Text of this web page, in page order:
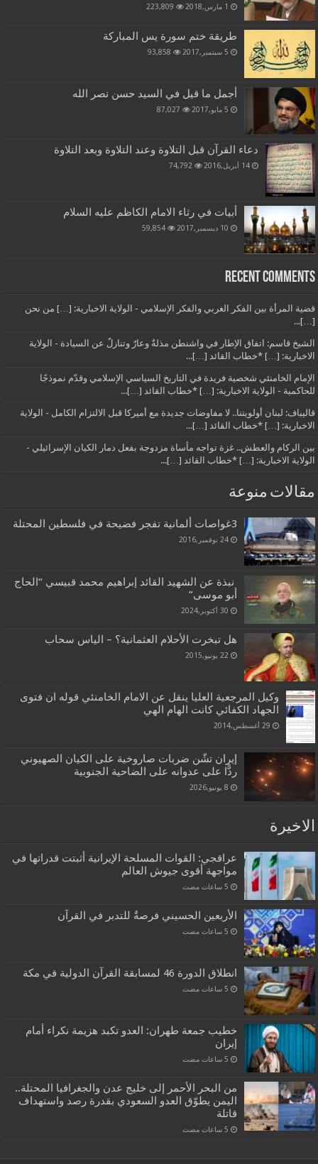
1 مارس,2018 223,809
طريقة ختم سورة يس المباركة
5 سبتمبر,2017 93,858
أجمل ما قيل في السيد حسن نصر الله
5 مايو,2017 87,027
دعاء القرآن قبل التلاوة وعند التلاوة وبعد التلاوة
14 أبريل,2016 74,792
أبيات في رثاء الامام الكاظم عليه السلام
10 ديسمبر,2017 59,854
Recent Comments
قضية المرأة بين الفكر الغربي والفكر الإسلامي - الولاية الاخبارية: […] من نحن
[…]...
الشيخ قاسم: اتفاق الإطار في واشنطن مذلةٌ وعارٌ وتنازلٌ عن السيادة - الولاية
الاخبارية: […] *خطاب القائد […]...
الإمام الخامنئي شخصية فريدة في التاريخ السياسي الإسلامي وقدّم نموذجًا
للحاكمية - الولاية الاخبارية: […] *خطاب القائد […]...
قاليباف: لبنان أولويتنا.. لا مفاوضات جديدة مع أميركا قبل الالتزام الكامل - الولاية
الاخبارية: […] *خطاب القائد […]...
بين الركام والعطش.. غزة تواجه مأساة مزدوجة بفعل دمار الكيان الإسرائيلي -
الولاية الاخبارية: […] *خطاب القائد […]...
مقالات منوعة
3غواصات ألمانية تفجر فضيحة في فلسطين المحتلة
24 نوفمبر,2016
نبذة عن الشهيد القائد إبراهيم محمد قبيسي “الحاج
أبو موسى”
30 أكتوبر,2024
هل تبخرت الأحلام العثمانية؟ – الياس سحاب
22 يونيو,2015
وكيل المرجعية العليا ينقل عن الامام الخامنئي قوله ان فتوى
الجهاد الكفائي كانت الهام الهي
29 أغسطس,2014
إيران تشّن ضربات صاروخية على الكيان الصهيوني
ردًّا على عدوانه على الضاحية الجنوبية
8 يونيو,2026
الاخيرة
عراقجي: القوات المسلحة الإيرانية أثبتت قدراتها في
مواجهة أقوى جيوش العالم
الأربعين الحسيني فرصةٌ للتدبر في القرآن
انطلاق الدورة 46 لمسابقة القرآن الدولية في مكة
خطيب جمعة طهران: العدو تكبد هزيمة نكراء أمام
إيران
من البحر الأحمر إلى خليج عدن والجغرافيا المحتلة..
اليمن يطوّق العدو السعودي بقدرة رصد واستهداف
قاتلة